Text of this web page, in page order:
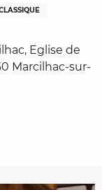
Eglise de
Marcilhac-sur-